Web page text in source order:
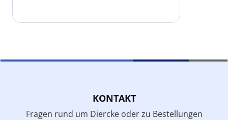
KONTAKT
Fragen rund um Diercke oder zu Bestellungen